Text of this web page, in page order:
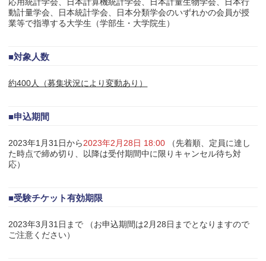
動計量学会、日本統計学会、日本分類学会のいずれかの会員が授
業等で指導する大学生（学部生・大学院生）
■対象人数
約400人（募集状況により変動あり）
■申込期間
2023年1月31日から2023年2月28日 18:00 （先着順、定員に達し
た時点で締め切り、以降は受付期間中に限りキャンセル待ち対
応）
■受験チケット有効期限
2023年3月31日まで （お申込期間は2月28日までとなりますので
ご注意ください）